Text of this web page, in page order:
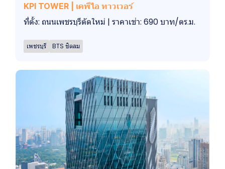
KPI TOWER | เคพีไอ ทาวเวอร์
ที่ตั้ง: ถนนเพชรบุรีตัดใหม่ | ราคาเช่า: 690 บาท/ตร.ม.
เพชรบุรี BTS ชิดลม